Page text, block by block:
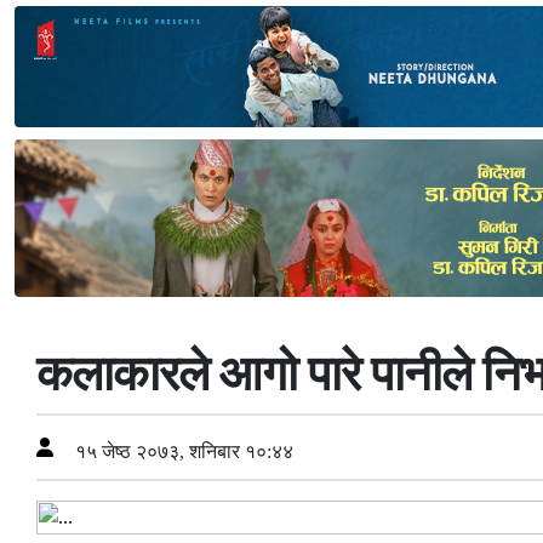
कलाकारले आगो पारे पानीले
१५ जेष्ठ २०७३, शनिबार १०:४४